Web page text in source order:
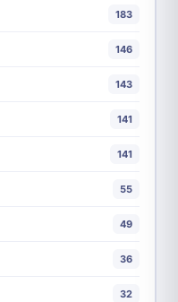
183
146
143
141
141
55
49
36
32